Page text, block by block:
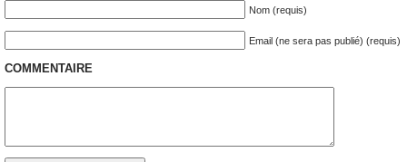
Nom (requis)
Email (ne sera pas publié) (requis)
COMMENTAIRE